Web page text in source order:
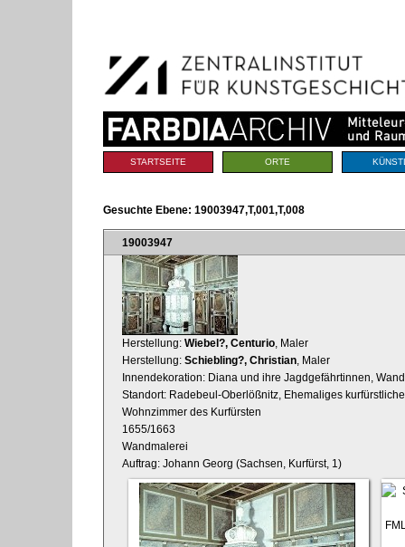
Navigation
Sektionen
STARTSEITE ORTE
Gesuchte Ebene: 19003947,T,001,T,008
19003947
Herstellung: Wiebel?, Centurio , Maler
Herstellung: Schiebling?, Christian , Maler
Innendekoration: Diana und ihre Jagdgefährtinnen,
Standort: Radebeul-Oberlößnitz, Ehemaliges
Wohnzimmer des Kurfürsten
1655/1663
Wandmalerei
Auftrag: Johann Georg (Sachsen, Kurfürst, 1)